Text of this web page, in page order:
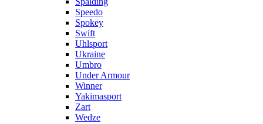
Speedo
Spokey
Swift
Uhlsport
Ukraine
Umbro
Under Armour
Winner
Yakimasport
Zart
Wedze